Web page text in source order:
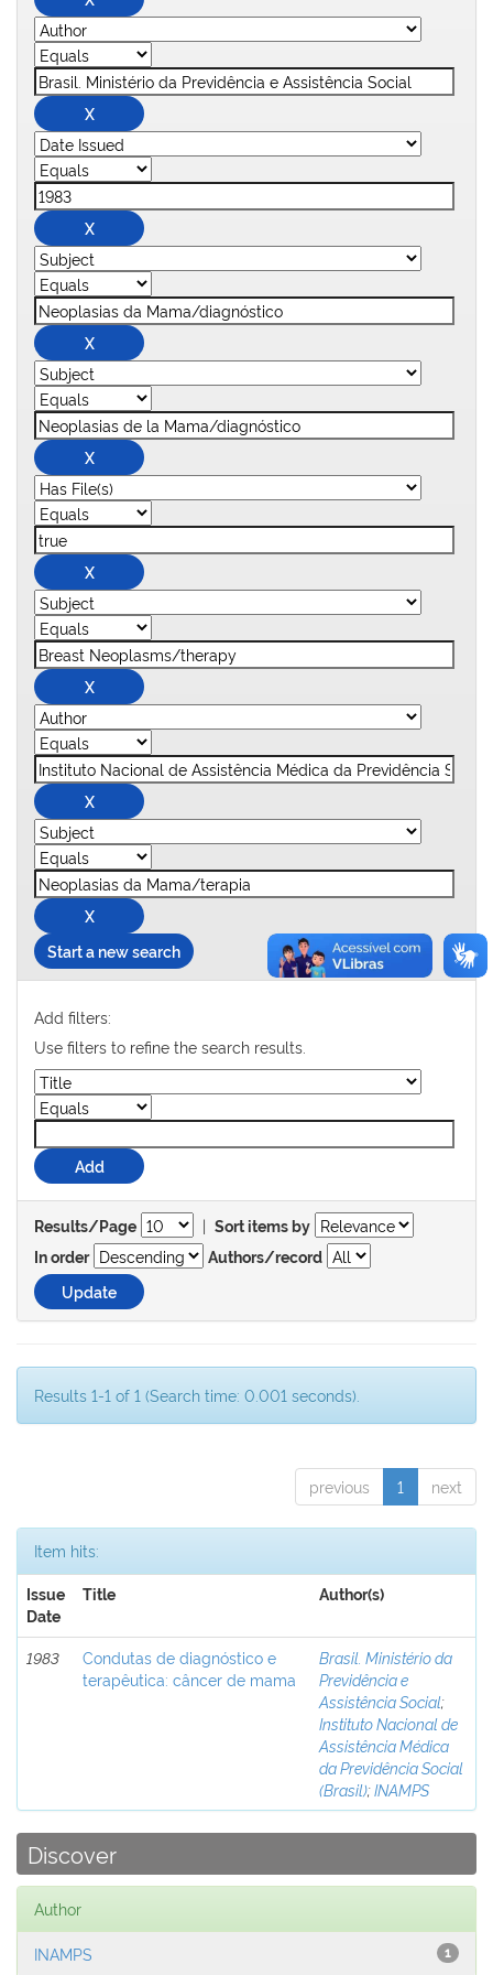
Start a new search
Add filters:
Use filters to refine the search results.
Results/Page | Sort items by
In order
Authors/record
Results 1-1 of 1 (Search time: 0.001 seconds).
previous 1 next
Item hits:
Issue
Date
Title Author(s)
1983
Condutas de diagnóstico e
terapêutica: câncer de mama
Brasil. Ministério da
Previdência e
Assistência Social;
Instituto Nacional de
Assistência Médica
da Previdência Social
(Brasil);INAMPS
Discover
Author
1
INAMPS